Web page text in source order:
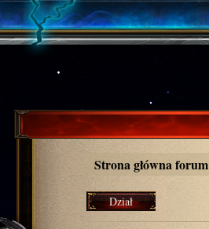
Strona główna forum
Dział
zablokowany